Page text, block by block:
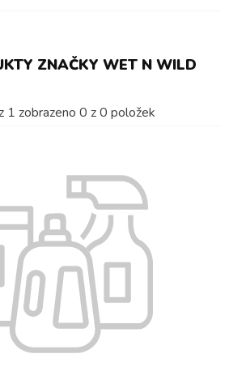
ZNAČKY WET N WILD
1 zobrazeno 0 z0 položek